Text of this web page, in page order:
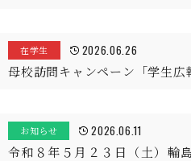
在学生 2026.06.26
母校訪問キャンペーン「学生広
お知らせ 2026.06.11
令和８年５月２３日（土）輪